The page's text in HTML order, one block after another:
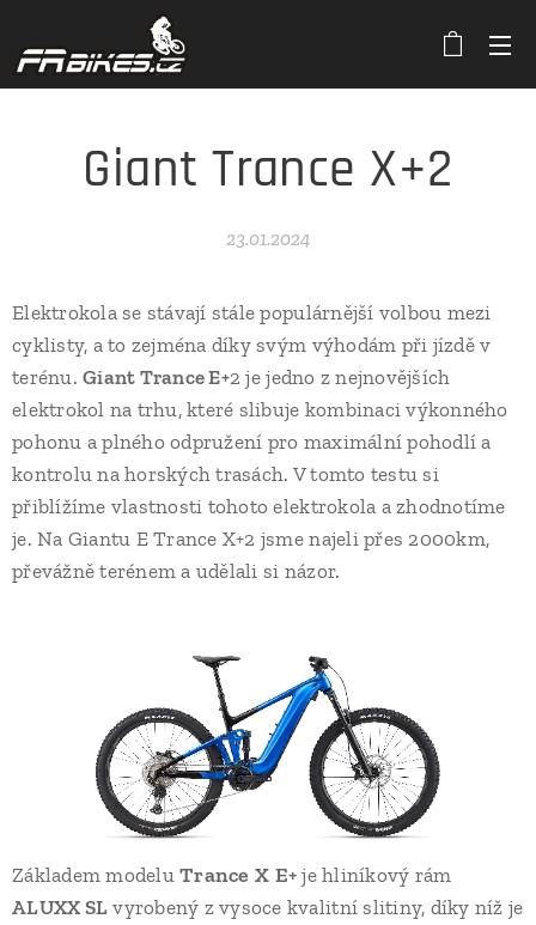
Giant Trance X+2
23.01.2024
Elektrokola se stávají stále populárnější volbou mezi
cyklisty, a to zejména díky svým výhodám při jízdě v
terénu.Giant Trance E+2 je jedno z nejnovějších
elektrokol na trhu, které slibuje kombinaci výkonného
pohonu a plného odpružení pro maximální pohodlí a
kontrolu na horských trasách. V tomto testu si
přiblížíme vlastnosti tohoto elektrokola a zhodnotíme
je. Na Giantu E Trance X+2 jsme najeli přes 2000km,
převážně terénem a udělali si názor.
Základem modeluTrance X E+ je hliníkový rám
ALUXX SL vyrobený z vysoce kvalitní slitiny, díky níž je